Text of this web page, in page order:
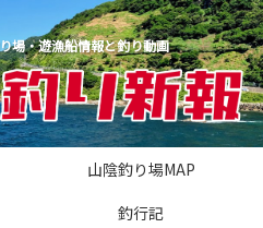
場・遊漁船情報と釣り動画
山陰釣り場MAP
釣行記